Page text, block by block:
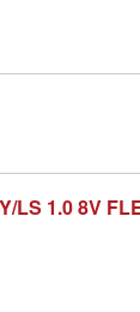
LS 1.0 8V